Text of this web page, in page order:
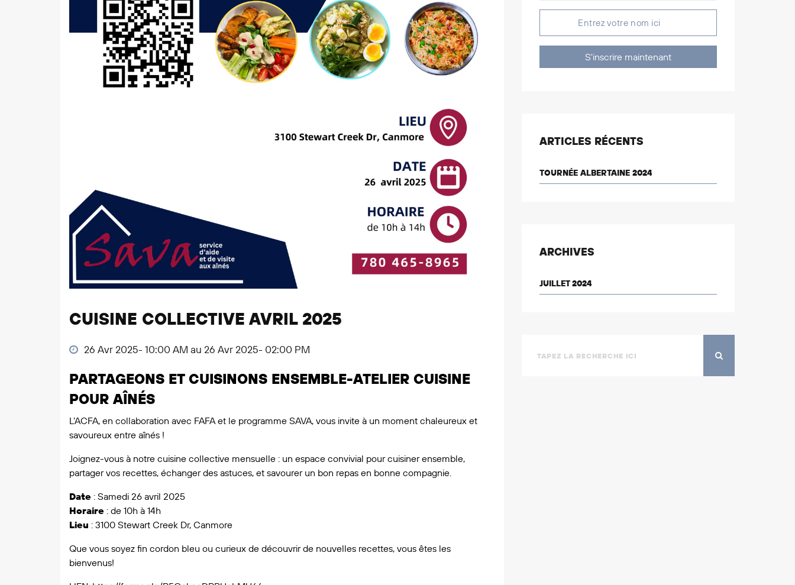
CUISINE COLLECTIVE AVRIL 2025
26 Avr 2025- 10:00 AM au 26 Avr 2025- 02:00 PM
PARTAGEONS ET CUISINONS ENSEMBLE-ATELIER CUISINE
POUR AÎNÉS
L’ACFA, en collaboration avec FAFA et le programme SAVA, vous invite à un moment chaleureux et
savoureux entre aînés !
Joignez-vous à notre cuisine collective mensuelle : un espace convivial pour cuisiner ensemble,
partager vos recettes, échanger des astuces, et savourer un bon repas en bonne compagnie.
Date : Samedi 26 avril 2025
Horaire : de 10h à 14h
Lieu : 3100 Stewart Creek Dr, Canmore
Que vous soyez fin cordon bleu ou curieux de découvrir de nouvelles recettes, vous êtes les
bienvenus!
S'inscrire maintenant
ARTICLES RÉCENTS
TOURNÉE ALBERTAINE 2024
ARCHIVES
JUILLET 2024